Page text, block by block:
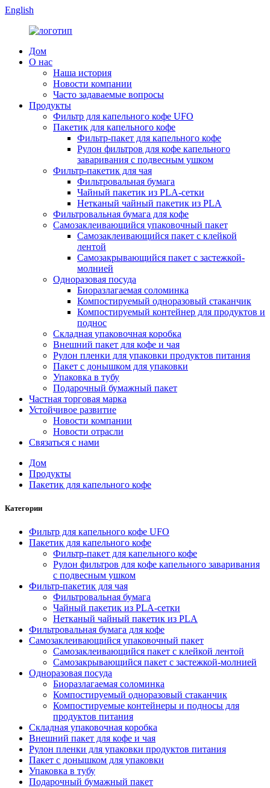
English
Дом
О нас
Наша история
Новости компании
Часто задаваемые вопросы
Продукты
Фильтр для капельного кофе UFO
Пакетик для капельного кофе
Фильтр-пакет для капельного кофе
Рулон фильтров для кофе капельного
заваривания с подвесным ушком
Фильтр-пакетик для чая
Фильтровальная бумага
Чайный пакетик из PLA-сетки
Нетканый чайный пакетик из PLA
Фильтровальная бумага для кофе
Самозаклеивающийся упаковочный пакет
Самозаклеивающийся пакет с клейкой
лентой
Самозакрывающийся пакет с застежкой-
молнией
Одноразовая посуда
Биоразлагаемая соломинка
Компостируемый одноразовый стаканчик
Компостируемый контейнер для продуктов и
поднос
Складная упаковочная коробка
Внешний пакет для кофе и чая
Рулон пленки для упаковки продуктов питания
Пакет с донышком для упаковки
Упаковка в тубу
Подарочный бумажный пакет
Частная торговая марка
Устойчивое развитие
Новости компании
Новости отрасли
Связаться с нами
Дом
Продукты
Пакетик для капельного кофе
Категории
Фильтр для капельного кофе UFO
Пакетик для капельного кофе
Фильтр-пакет для капельного кофе
Рулон фильтров для кофе капельного заваривания
с подвесным ушком
Фильтр-пакетик для чая
Фильтровальная бумага
Чайный пакетик из PLA-сетки
Нетканый чайный пакетик из PLA
Фильтровальная бумага для кофе
Самозаклеивающийся упаковочный пакет
Самозаклеивающийся пакет с клейкой лентой
Самозакрывающийся пакет с застежкой-молнией
Одноразовая посуда
Биоразлагаемая соломинка
Компостируемый одноразовый стаканчик
Компостируемые контейнеры и подносы для
продуктов питания
Складная упаковочная коробка
Внешний пакет для кофе и чая
Рулон пленки для упаковки продуктов питания
Пакет с донышком для упаковки
Упаковка в тубу
Подарочный бумажный пакет